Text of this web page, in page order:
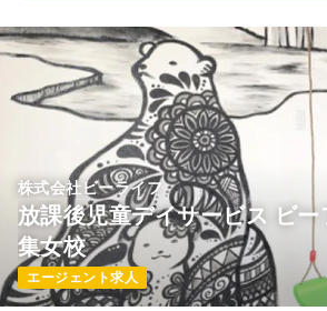
株式会社ビーライフ
放課後児童デイサービス ビ
集女校
エージェント求人